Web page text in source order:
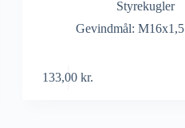
Styrekugler
Gevindmål: M16x1,5
133,00kr.